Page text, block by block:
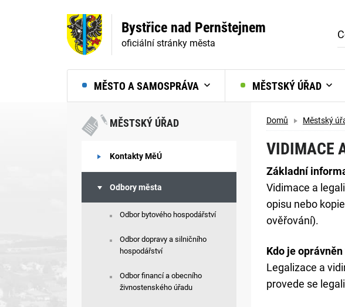
MĚSTO A SAMOSPRÁVA MĚSTSKÝ ÚŘAD
Bystřice nad Pernštejnem
oficiální stránky města
MĚSTSKÝ ÚŘAD
Kontakty MěÚ
Odbory města
Odbor bytového hospodářství
Odbor dopravy a silničního
hospodářství
Odbor financí a obecního
živnostenského úřadu
Domů Městský
VIDIMACE
Základní
Vidimace a
opisu nebo
ověřování).
Kdo je
Legalizace a
provede se